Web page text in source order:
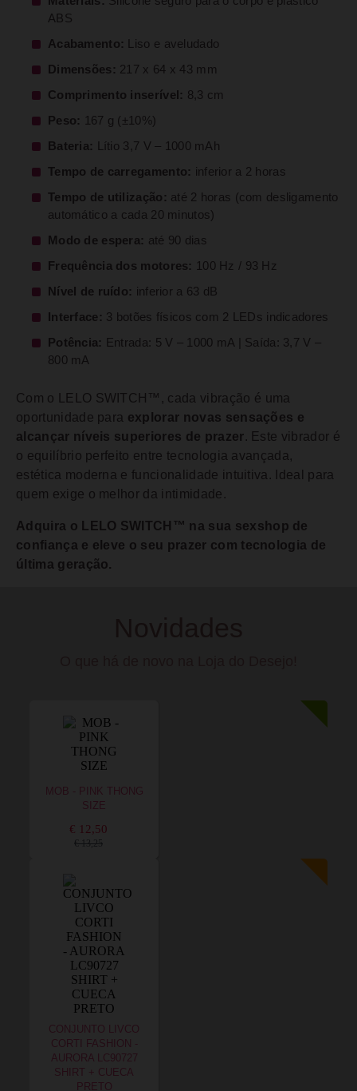
ABS
Acabamento:
Liso e aveludado
Dimensões: 217 x 64 x 43 mm
Comprimento inserível: 8,3 cm
Peso: 167 g (±10%)
Bateria:
Lítio 3,7 V – 1000 mAh
Tempo de carregamento: inferior a 2 horas
Tempo de utilização: até 2 horas (com desligamento
automático a cada 20 minutos)
Modo de espera: até 90 dias
Frequência dos motores: 100 Hz / 93 Hz
Nível de ruído: inferior a 63 dB
Interface: 3 botões físicos com 2 LEDs indicadores
Potência:
Entrada: 5 V – 1000 mA | Saída: 3,7 V –
800 mA
Com o LELO SWITCH™, cada vibração é uma
oportunidade para explorar novas sensações e
alcançar níveis superiores de prazer. Este vibrador é
o equilíbrio perfeito entre tecnologia avançada,
estética moderna e funcionalidade intuitiva. Ideal para
quem exige o melhor da intimidade.
Adquira o LELO SWITCH™ na sua sexshop de
confiança e eleve o seu prazer com tecnologia de
última geração.
MOB - PINK THONG
SIZE
€ 12,50
€ 13,25
CONJUNTO LIVCO
CORTI FASHION -
AURORA LC90727
SHIRT + CUECA
PRETO